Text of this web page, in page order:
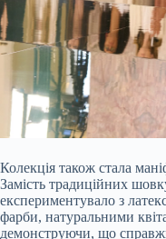
Колекція також стала
Замість традиційних
експериментувало з
фарби, натуральними
демонструючи, що